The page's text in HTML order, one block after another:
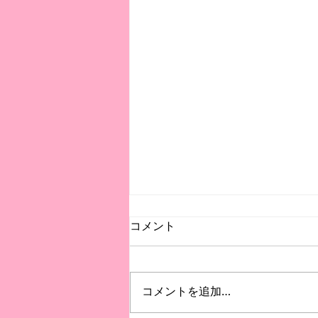
当方では振替授業に柔軟に対
応しています
業の振替対応についてお話しした
いと思います。 体調不良や学校
コメント
コメントを追加…